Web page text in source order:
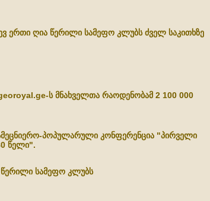
ერთი ღია წერილი სამეფო კლუბს ძველ საკითხზე
ს მნახველთა რაოდენობამ 2 100 000
პოპულარული კონფერენცია "პირველი
წელი".
წერილი სამეფო კლუბს